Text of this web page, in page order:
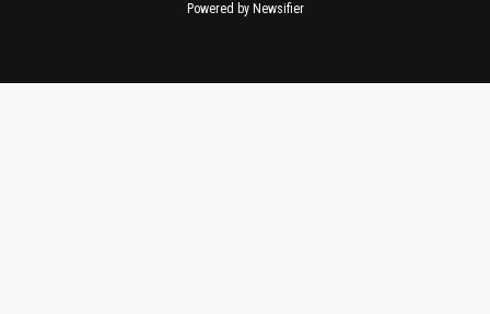
Powered by Newsifier